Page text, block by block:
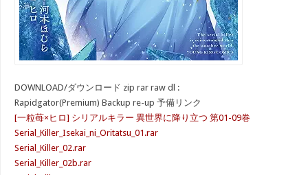
DOWNLOAD/ダウンロード zip rar raw dl :
Rapidgator(Premium) Backup re-up 予備リンク
[一粒苺×ヒロ] シリアルキラー 異世界に降り立つ 第01-09巻
Serial_Killer_Isekai_ni_Oritatsu_01.rar
Serial_Killer_02.rar
Serial_Killer_02b.rar